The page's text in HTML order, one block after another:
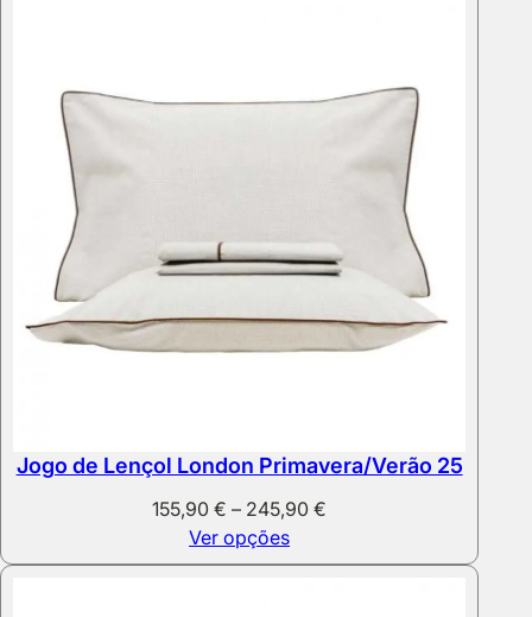
Jogo de Lençol London Primavera/Verão 25
155,90€ – 245,90€
155,90 €
Ver opções